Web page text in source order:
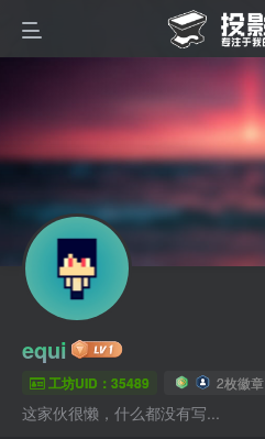
equi
工坊UID：35489 2枚徽章
这家伙很懒，什么都没有写...